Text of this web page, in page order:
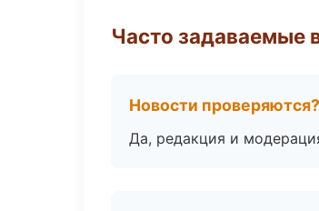
Часто задаваемые
Новости проверяются?
Да, редакция и